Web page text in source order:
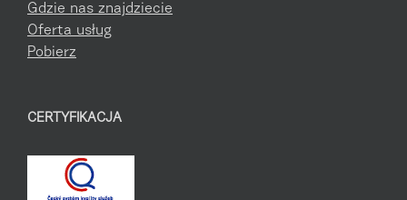
Gdzie nas znajdziecie
Oferta usług
Pobierz
CERTYFIKACJA